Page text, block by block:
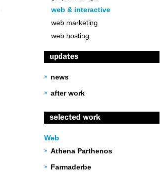
web & interactive
web marketing
web hosting
news
after work
Web
Athena Parthenos
Farmaderbe